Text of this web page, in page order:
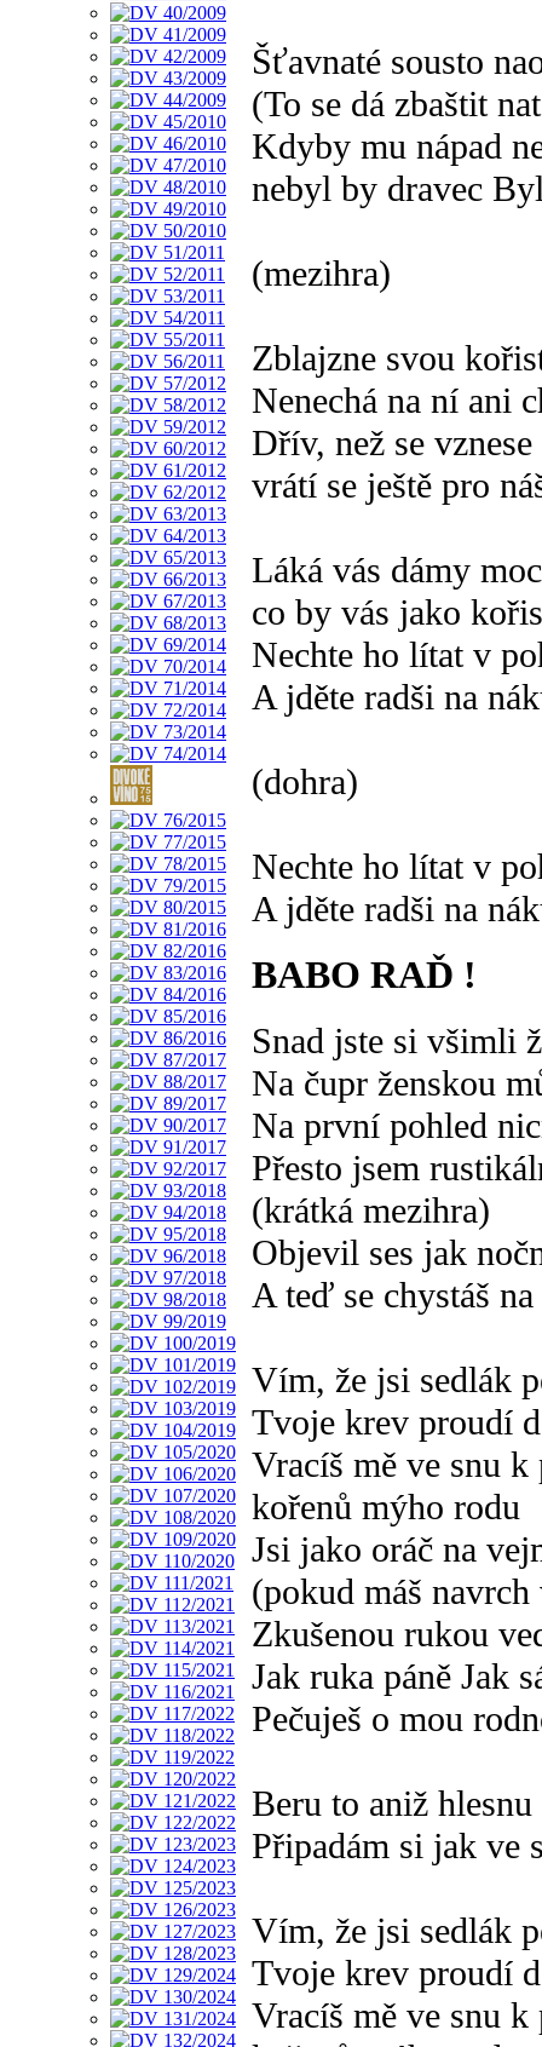
Šťavnaté sousto
(To se dá zbaštit
Kdyby mu nápad
nebyl by dravec
(mezihra)
Zblajzne svou
Nenechá na ní ani
Dřív, než se
vrátí se ještě pro
Láká vás dámy
co by vás jako
Nechte ho lítat v
A jděte radši na
(dohra)
Nechte ho lítat v
A jděte radši na
BABO RAĎ !
Snad jste si všimli
Na čupr ženskou
Na první pohled
Přesto jsem
(krátká mezihra)
Objevil ses jak
A teď se chystáš
Vím, že jsi sedlák
Tvoje krev proudí
Vracíš mě ve snu k
kořenů mýho rodu
Jsi jako oráč na
(pokud máš
Zkušenou rukou
Jak ruka páně Jak
Pečuješ o mou
Beru to aniž hlesnu
Připadám si jak ve
Vím, že jsi sedlák
Tvoje krev proudí
Vracíš mě ve snu k